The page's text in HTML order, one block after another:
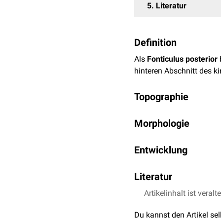
5 Literatur
Definition
Als Fonticulus posterior
hinteren Abschnitt des
Topographie
und wird zusätzlich
beidseitslateral
Morphologie
Entwicklung
Literatur
"Duale Reihe
Artikelinhalt ist
Du kannst den Artikel